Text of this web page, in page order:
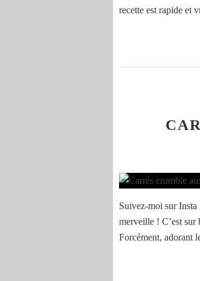
recette est rapide et
Suivez-moi sur Insta
merveille ! C’est sur
Forcément, adorant